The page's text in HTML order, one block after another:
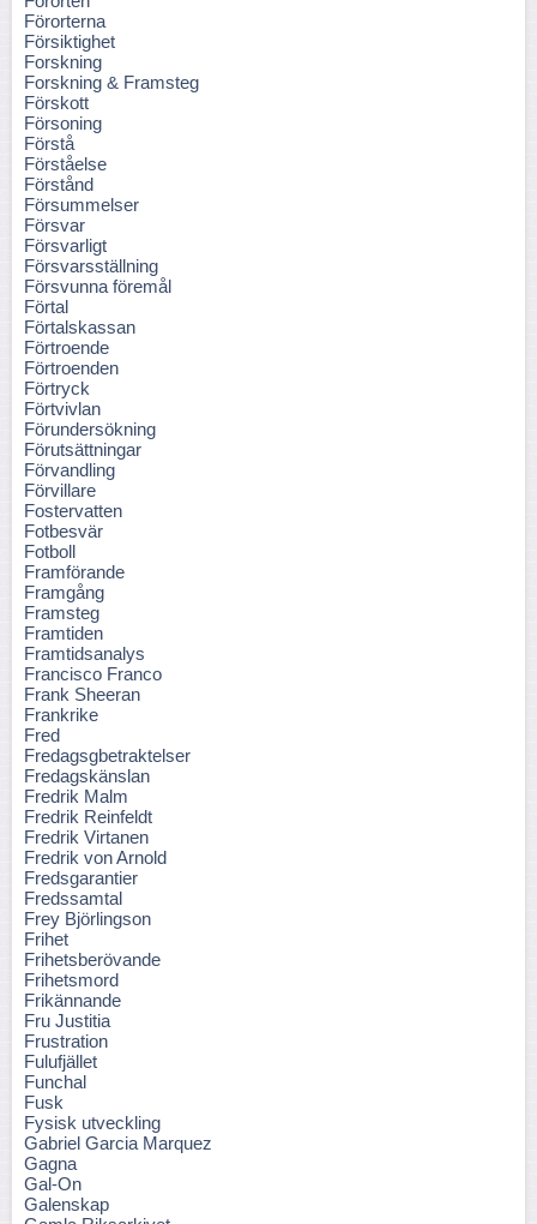
Förorterna
Försiktighet
Forskning
Forskning & Framsteg
Förskott
Försoning
Förstå
Förståelse
Förstånd
Försummelser
Försvar
Försvarligt
Försvarsställning
Försvunna föremål
Förtal
Förtalskassan
Förtroende
Förtroenden
Förtryck
Förtvivlan
Förundersökning
Förutsättningar
Förvandling
Förvillare
Fostervatten
Fotbesvär
Fotboll
Framförande
Framgång
Framsteg
Framtiden
Framtidsanalys
Francisco Franco
Frank Sheeran
Frankrike
Fred
Fredagsgbetraktelser
Fredagskänslan
Fredrik Malm
Fredrik Reinfeldt
Fredrik Virtanen
Fredrik von Arnold
Fredsgarantier
Fredssamtal
Frey Björlingson
Frihet
Frihetsberövande
Frihetsmord
Frikännande
Fru Justitia
Frustration
Fulufjället
Funchal
Fusk
Fysisk utveckling
Gabriel Garcia Marquez
Gagna
Gal-On
Galenskap